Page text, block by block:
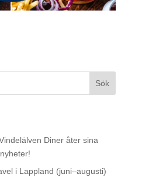
Sök
Diner åter sina
i Lappland (juni–augusti)